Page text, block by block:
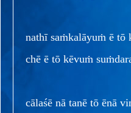
nathī saṁkalāyuṁ ē tō
chē ē tō kēvuṁ
cālaśē nā tanē tō ēnā